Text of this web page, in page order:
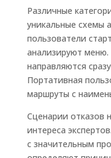
Различные
уникальные схемы
пользователи
анализируют
направляются
Портативная
маршруты с
Сценарии отказов
интереса
с значительным